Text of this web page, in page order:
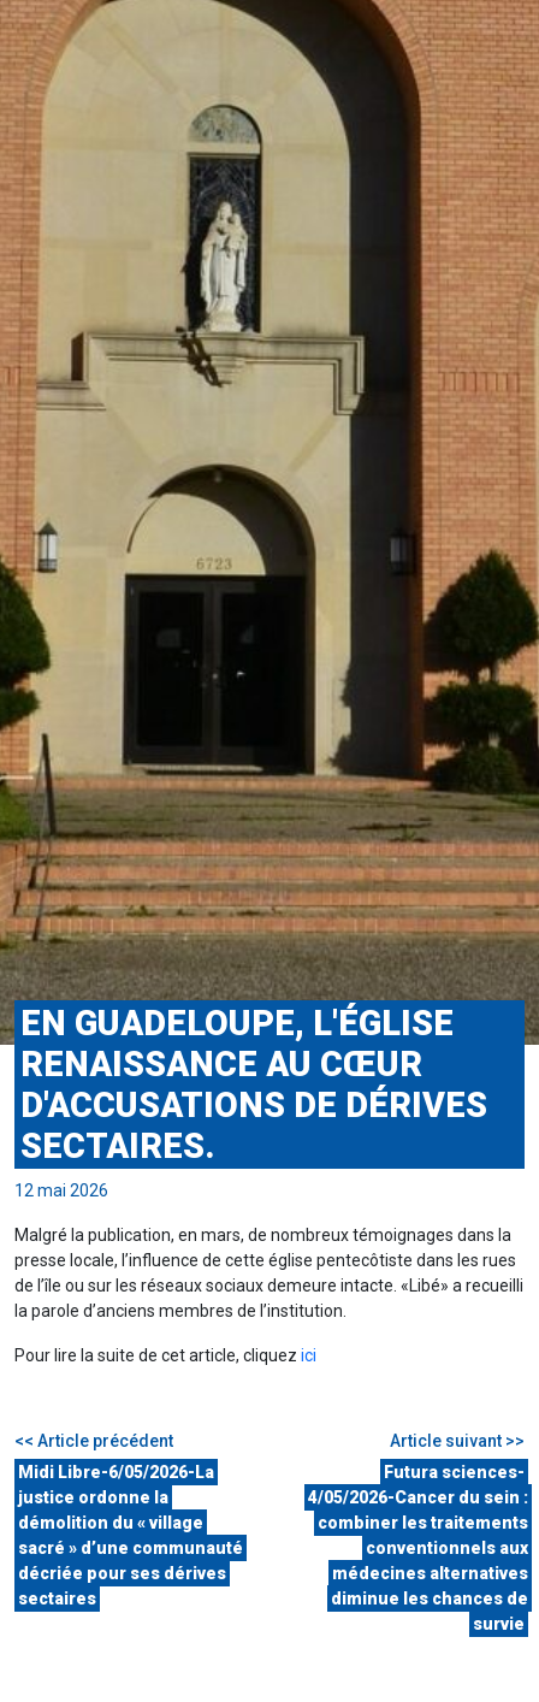
EN GUADELOUPE, L'ÉGLISE
RENAISSANCE AU CŒUR
D'ACCUSATIONS DE DÉRIVES
SECTAIRES.
12 mai 2026
Malgré la publication, en mars, de nombreux témoignages dans la
presse locale, l’influence de cette église pentecôtiste dans les rues
de l’île ou sur les réseaux sociaux demeure intacte. «Libé» a recueilli
la parole d’anciens membres de l’institution.
Pour lire la suite de cet article, cliquez ici
<< Article précédent
Midi Libre-6/05/2026-La
justice ordonne la
démolition du « village
sacré » d’une communauté
décriée pour ses dérives
sectaires
Article suivant >>
Futura sciences-
4/05/2026-Cancer du sein :
combiner les traitements
conventionnels aux
médecines alternatives
diminue les chances de
survie